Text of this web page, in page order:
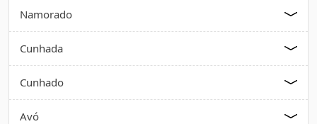
Namorado
Cunhada
Cunhado
Avó